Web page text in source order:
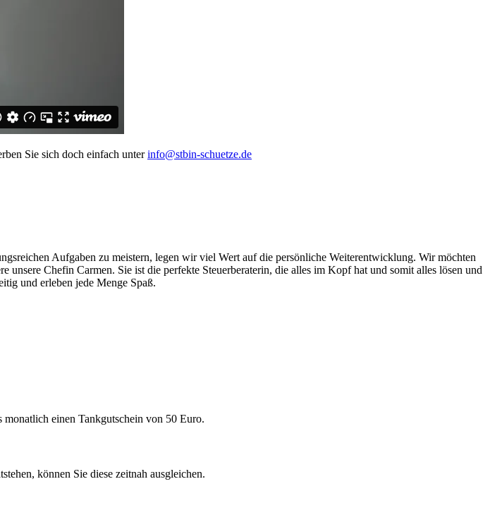
Sie sich doch einfach unterinfo@stbin-schuetze.de
Aufgaben zu meistern, legen wir viel Wert auf die persönliche Weiterentwicklung. Wir möchten
unsere Chefin Carmen. Sie ist die perfekte Steuerberaterin, die alles im Kopf hat und somit alles lösen und
und erleben jede Menge Spaß.
einen Tankgutschein von 50 Euro.
können Sie diese zeitnah ausgleichen.